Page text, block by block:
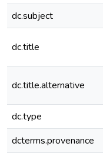
dc.subject
dc.title
dc.title.alternative
dc.type
dcterms.provenance